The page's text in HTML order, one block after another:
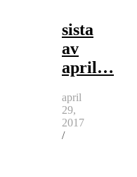
sista
av
april…
april
29,
2017
/